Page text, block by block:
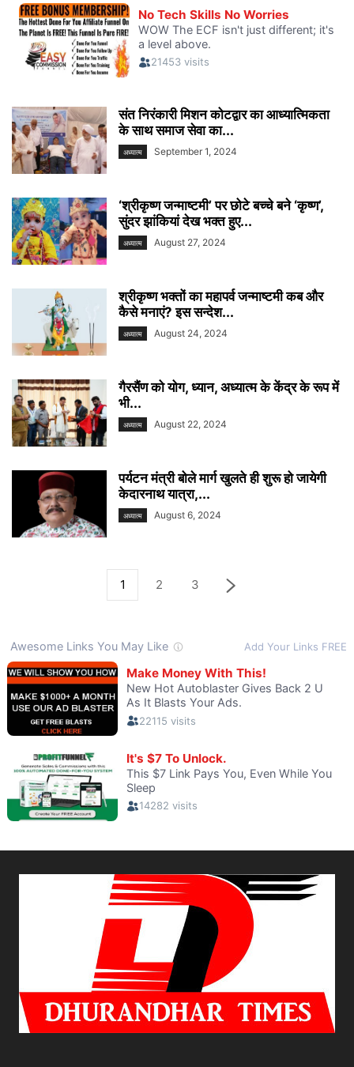
संत निरंकारी मिशन कोटद्वार का आध्यात्मिकता
के साथ समाज सेवा का...
अध्यात्म September 1, 2024
‘श्रीकृष्ण जन्माष्टमी’ पर छोटे बच्चे बने ‘कृष्ण’,
सुंदर झांकियां देख भक्त हुए...
अध्यात्म August 27, 2024
श्रीकृष्ण भक्तों का महापर्व जन्माष्टमी कब और
कैसे मनाएं? इस सन्देश...
अध्यात्म August 24, 2024
गैरसैंण को योग, ध्यान, अध्यात्म के केंद्र के रूप में
भी...
अध्यात्म August 22, 2024
पर्यटन मंत्री बोले मार्ग खुलते ही शुरू हो जायेगी
केदारनाथ यात्रा,...
अध्यात्म August 6, 2024
1 2 3